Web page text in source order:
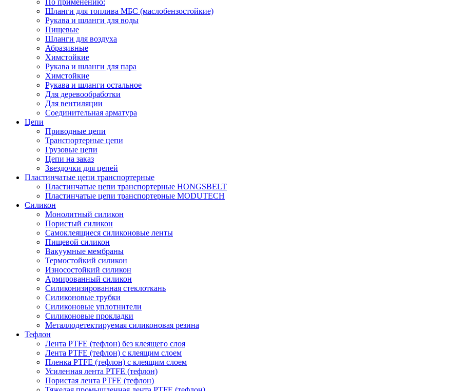
По применению:
Шланги для топлива МБС (маслобензостойкие)
Рукава и шланги для воды
Пищевые
Шланги для воздуха
Абразивные
Химстойкие
Рукава и шланги для пара
Химстойкие
Рукава и шланги остальное
Для деревообработки
Для вентиляции
Соединительная арматура
Цепи
Приводные цепи
Транспортерные цепи
Грузовые цепи
Цепи на заказ
Звездочки для цепей
Пластинчатые цепи транспортерные
Пластинчатые цепи транспортерные HONGSBELT
Пластинчатые цепи транспортерные MODUTECH
Силикон
Монолитный силикон
Пористый силикон
Самоклеящиеся силиконовые ленты
Пищевой силикон
Вакуумные мембраны
Термостойкий силикон
Износостойкий силикон
Армированный силикон
Силиконизированная стеклоткань
Силиконовые трубки
Силиконовые уплотнители
Силиконовые прокладки
Металлодетектируемая силиконовая резина
Тефлон
Лента PTFE (тефлон) без клеящего слоя
Лента PTFE (тефлон) с клеящим слоем
Пленка PTFE (тефлон) с клеящим слоем
Усиленная лента PTFE (тефлон)
Пористая лента PTFE (тефлон)